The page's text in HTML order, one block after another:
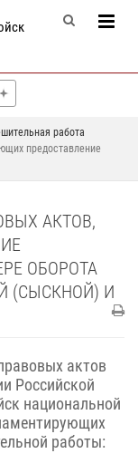
работа
предоставление
АКТОВ,
ОБОРОТА
(СЫСКНОЙ) И
актов
Российской
национальной
работы: